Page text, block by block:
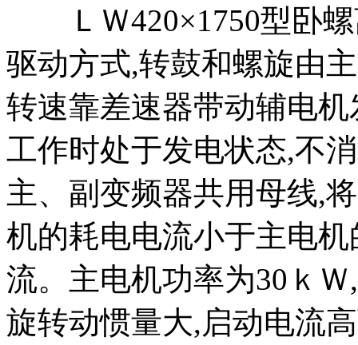
ＬＷ420×1750型卧螺
驱动方式,转鼓和螺旋由
转速靠差速器带动辅电
工作时处于发电状态,不
主、副变频器共用母线,
机的耗电电流小于主电
流。主电机功率为30ｋ
旋转动惯量大,启动电流